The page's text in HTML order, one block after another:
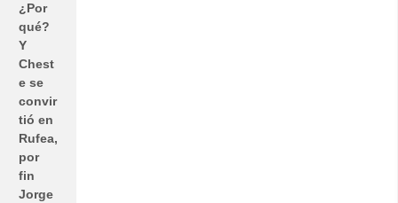
¿Por
qué?
Y
Chest
e se
convir
tió en
Rufea,
por
fin
Jorge